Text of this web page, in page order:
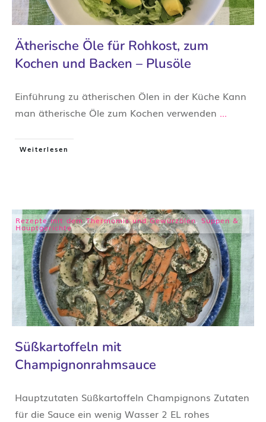
Ätherische Öle für Rohkost, zum
Kochen und Backen – Plusöle
Einführung zu ätherischen Ölen in der Küche Kann
man ätherische Öle zum Kochen verwenden ...
Weiterlesen
Rezepte mit dem Thermomix und Gewürzölen,Suppen &
Hauptgerichte
Süßkartoffeln mit
Champignonrahmsauce
​​Hauptzutaten Süßkartoffeln Champignons Zutaten
für die Sauce ein wenig Wasser 2 EL rohes